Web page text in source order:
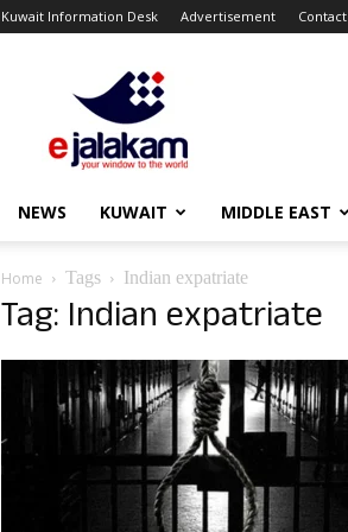
Kuwait Information Desk Advertisement Contact
ejalakam
NEWS KUWAIT MIDDLE EAST
Home Tags Indian expatriate
Tag: Indian expatriate